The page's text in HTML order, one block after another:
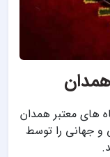
های معتبر همدان
جهانی را توسط